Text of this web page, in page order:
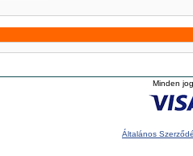
Minden
Általános